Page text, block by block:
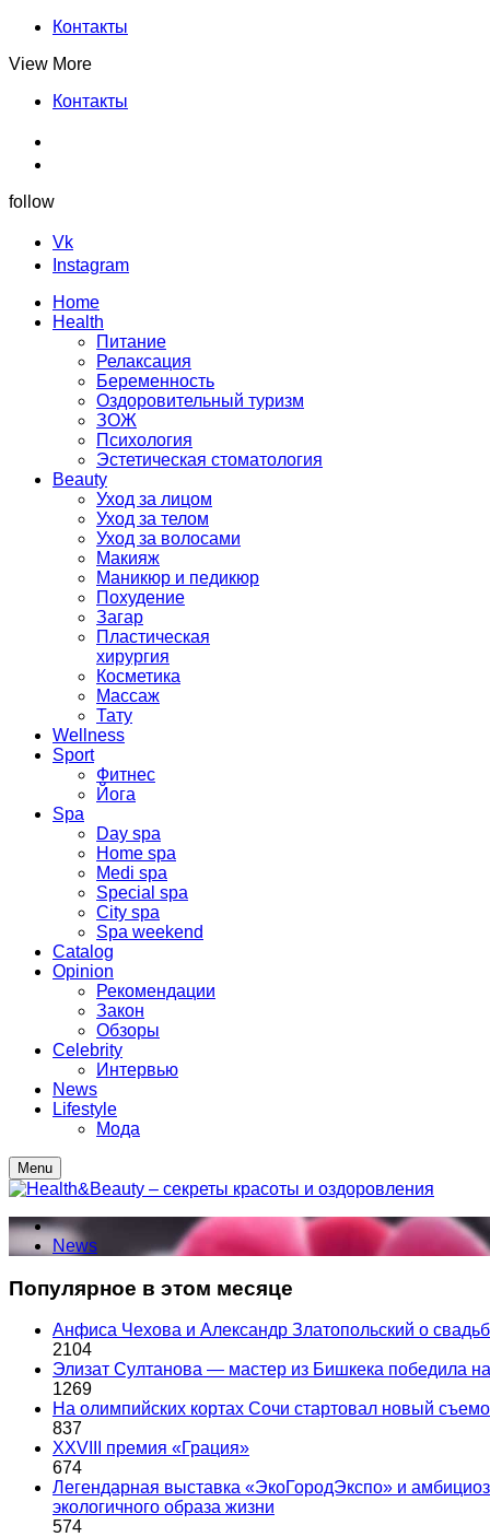
Контакты
View More
Контакты
follow
Vk
Instagram
Home
Health
Питание
Релаксация
Беременность
Оздоровительный туризм
ЗОЖ
Психология
Эстетическая стоматология
Beauty
Уход за лицом
Уход за телом
Уход за волосами
Макияж
Маникюр и педикюр
Похудение
Загар
Пластическая
хирургия
Косметика
Массаж
Тату
Wellness
Sport
Фитнес
Йога
Spa
Day spa
Home spa
Medi spa
Special spa
City spa
Spa weekend
Catalog
Opinion
Рекомендации
Закон
Обзоры
Celebrity
Интервью
News
Lifestyle
Мода
Menu
News
Популярное в этом месяце
Анфиса Чехова и Александр Златопольский о
2104
Элизат Султанова — мастер из Бишкека победила
1269
На олимпийских кортах Сочи стартовал новый
837
XXVIII премия «Грация»
674
Легендарная выставка «ЭкоГородЭкспо» и
экологичного образа жизни
574